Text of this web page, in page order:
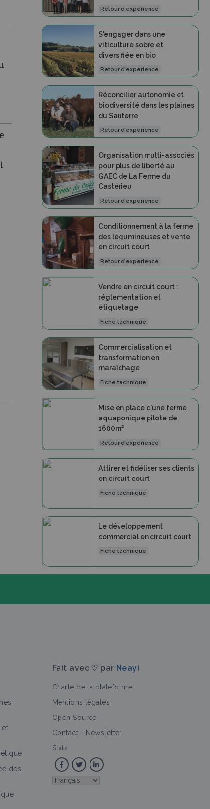
Retour d'expérience
S'engager dans une
viticulture sobre et
diversifiée en bio
Retour d'expérience
Réconcilier autonomie et
biodiversité dans les plaines
du Santerre
Retour d'expérience
Organisation multi-associés
pour plus de liberté au
GAEC de La Ferme du
Castérieu
Retour d'expérience
Conditionnement à la ferme
des légumineuses et vente
en circuit court
Retour d'expérience
Vendre en circuit court :
réglementation et
étiquetage
Fiche technique
Commercialisation et
transformation en
maraîchage
Fiche technique
Mise en place d'une ferme
aquaponique pilote de
1600m²
Retour d'expérience
Attirer et fidéliser ses clients
en circuit court
Fiche technique
Le développement
commercial en circuit court
Fiche technique
de ferme Fiche technique
et
des
Fait avec ♡ par Neayi
Charte de la plateforme
Mentions légales
Open Source
Contact - Newsletter
Stats